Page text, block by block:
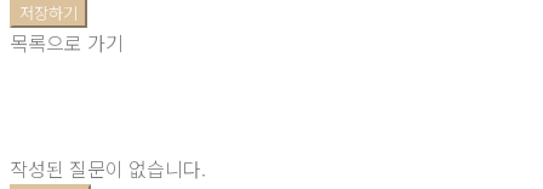
저장하기
목록으로 가기
작성된 질문이 없습니다.